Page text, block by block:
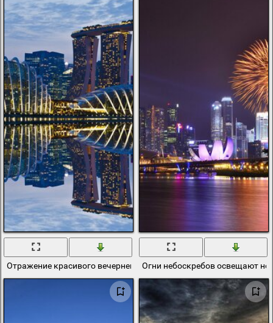
Отражение красивого вечернего города в водеОгни небоскребов освещают